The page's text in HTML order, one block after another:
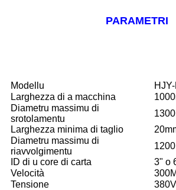
PARAMETRI
Modellu
Larghezza di a macchina
Diametru massimu di
srotolamentu
Larghezza minima di taglio
Diametru massimu di
riavvolgimentu
ID di u core di carta
3" o
Velocità
Tensione